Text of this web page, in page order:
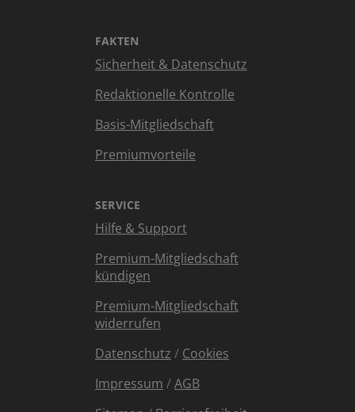
FAKTEN
Sicherheit & Datenschutz
Redaktionelle Kontrolle
Basis-Mitgliedschaft
Premiumvorteile
SERVICE
Hilfe & Support
Premium-Mitgliedschaft
kündigen
Premium-Mitgliedschaft
widerrufen
Datenschutz / Cookies
Impressum /AGB